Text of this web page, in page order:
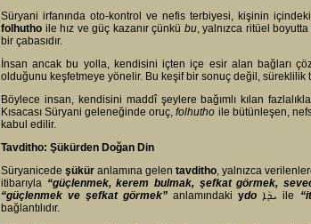
Süryani irfanında oto-kontrol ve nefis terbiyesi, kişinin
folhutho ile hız ve güç kazanır çünkü bu, yalnızca ritüel
bir çabasıdır.
İnsan ancak bu yolla, kendisini içten içe esir alan bağları
olduğunu keşfetmeye yönelir. Bu keşif bir sonuç değil, süreklilik
Böylece insan, kendisini maddî şeylere bağımlı kılan
Kısacası Süryani geleneğinde oruç,folhutho ile bütünleşen,
kabul edilir.
Tavditho: Şükürden Doğan Din
Süryanicedeşükür anlamına gelentavditho, yalnızca
itibarıyla “güçlenmek,kerem bulmak, şefkat görmek,
“güçlenmek ve şefkat görmek” anlamındakiydo ܝܕܳܐ ile “
bağlantılıdır.